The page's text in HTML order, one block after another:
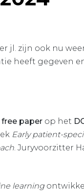
jl. zijn ook nu
heeft gegeven
free paper op het
Early patient-
. Juryvoorzitter
learning